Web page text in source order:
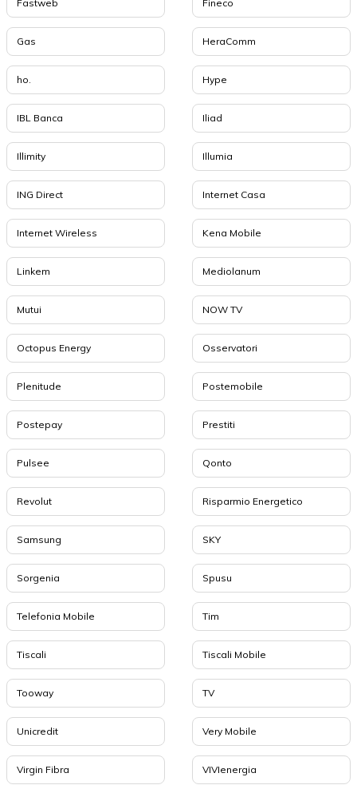
Fastweb Fineco
Gas HeraComm
ho. Hype
IBL Banca Iliad
Illimity Illumia
ING Direct Internet Casa
Internet Wireless Kena Mobile
Linkem Mediolanum
Mutui NOW TV
Octopus Energy Osservatori
Plenitude Postemobile
Postepay Prestiti
Pulsee Qonto
Revolut Risparmio Energetico
Samsung SKY
Sorgenia Spusu
Telefonia Mobile Tim
Tiscali Tiscali Mobile
Tooway TV
Unicredit Very Mobile
Virgin Fibra VIVIenergia